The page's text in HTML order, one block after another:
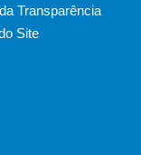
Transparência
Site